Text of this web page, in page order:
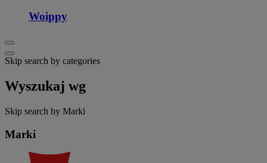
Woippy
Skip search by categories
Wyszukaj wg
Skip search by Marki
Marki